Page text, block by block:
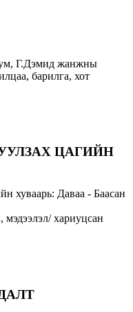
Г.Дэмид жанжны
барилга, хот
ЦАГИЙН
хуваарь: Даваа - Баасан
мэдээлэл/ хариуцсан